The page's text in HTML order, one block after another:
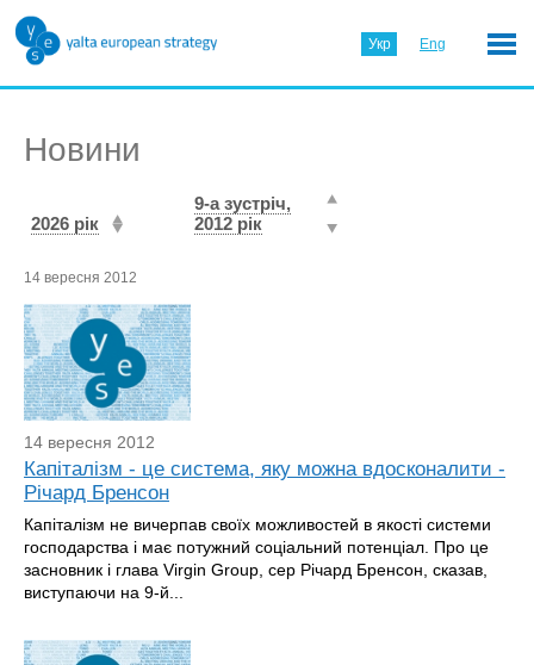
Укр Eng
Новини
2026 рік
9-а зустріч,
2012 рік
14 вересня 2012
14 вересня 2012
Капіталізм - це система, яку можна вдосконалити -
Річард Бренсон
Капіталізм не вичерпав своїх можливостей в якості системи
господарства і має потужний соціальний потенціал. Про це
засновник і глава Virgin Group, сер Річард Бренсон, сказав,
виступаючи на 9-й...